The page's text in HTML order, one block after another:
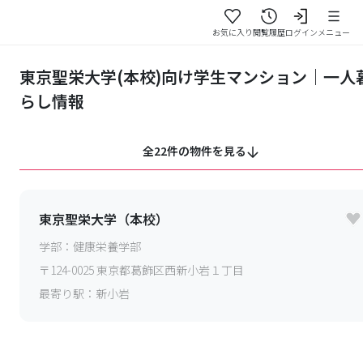
お気に入り閲覧履歴ログインメニュー
東京聖栄大学(本校)向け学生マンション｜一人
らし情報
全22件の物件を見る
東京聖栄大学（本校）
学部： 健康栄養学部
〒 124-0025東京都葛飾区西新小岩１丁目
最寄り駅： 新小岩